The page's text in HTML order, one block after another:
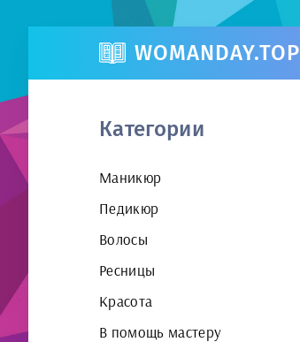
WOMANDAY.TOP
Категории
Маникюр
Педикюр
Волосы
Ресницы
Красота
В помощь мастеру